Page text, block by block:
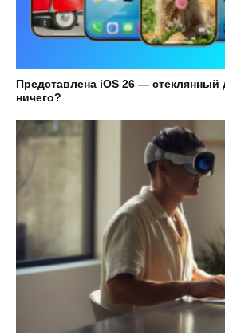
Представлена iOS 26 —
ничего?